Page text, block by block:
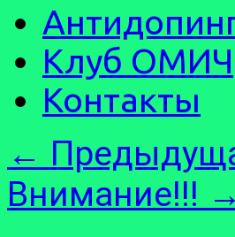
Клуб ОМИЧ
Контакты
←
Внимание!!! →